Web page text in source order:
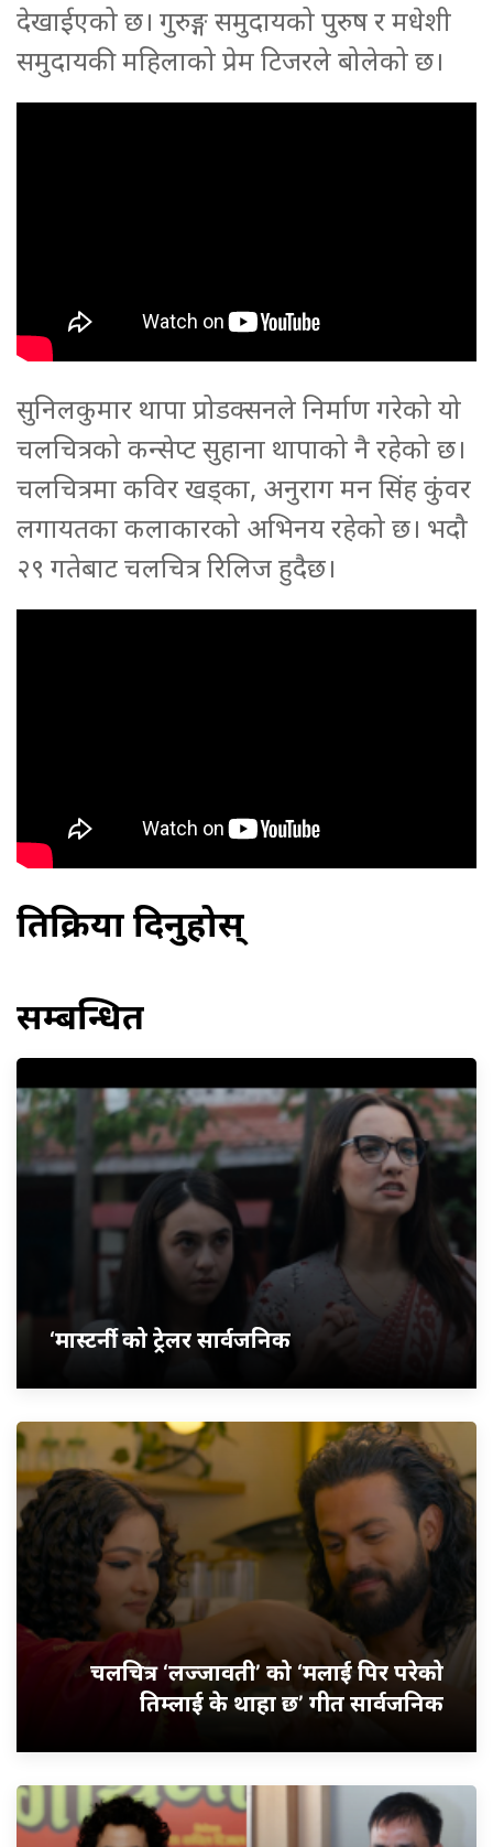
देखाईएको छ। गुरुङ्ग समुदायको पुरुष र मधेशी
समुदायकी महिलाको प्रेम टिजरले बोलेको छ।
सुनिलकुमार थापा प्रोडक्सनले निर्माण गरेको यो
चलचित्रको कन्सेप्ट सुहाना थापाको नै रहेको छ।
चलचित्रमा कविर खड्का, अनुराग मन सिंह कुंवर
लगायतका कलाकारको अभिनय रहेको छ। भदौ
२९ गतेबाट चलचित्र रिलिज हुदैछ।
प्रतिक्रिया दिनुहोस्
सम्बन्धित
‘मास्टर्नी’ को ट्रेलर सार्वजनिक
चलचित्र ‘लज्जावती’ को ‘मलाई पिर परेको
तिम्लाई के थाहा छ’ गीत सार्वजनिक